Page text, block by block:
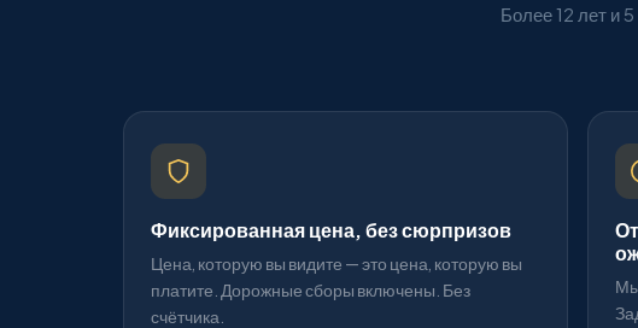
Более 12 лет и
Фиксированная цена, без сюрпризов
Цена, которую вы видите — это цена, которую вы
платите. Дорожные сборы включены. Без
счётчика.